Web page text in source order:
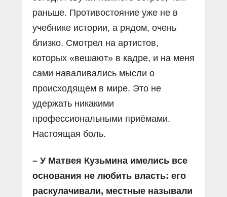
раньше. Противостояние уже не в
учебнике истории, а рядом, очень
близко. Смотрел на артистов,
которых «вешают» в кадре, и на меня
сами наваливались мысли о
происходящем в мире. Это не
удержать никакими
профессиональными приёмами.
Настоящая боль.
– У Матвея Кузьмина имелись все
основания не любить власть: его
раскулачивали, местные называли